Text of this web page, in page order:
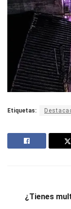
Etiquetas:
¿Tienes